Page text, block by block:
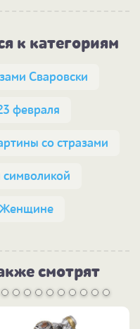
к категориям
Сваровски
февраля
со стразами
символикой
Женщине
смотрят